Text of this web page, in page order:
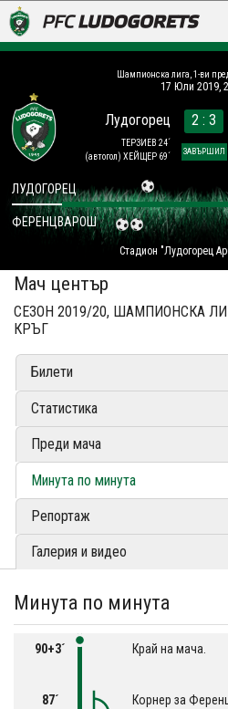
LUDOGORETS TV
НА ТЕРЕНА
СТАДИОН & БАЗИ
КЛУБ
ЗА ФЕНОВЕ
Шампионска лига, 1-ви
17 Юли 2019,
Лудогорец
ТЕРЗИЕВ 24´
(автогол) ХЕЙЩЕР 69´
2 : 3
ЗАВЪРШИЛ
Стадион "Лудогорец
ЛУДОГОРЕЦ
ФЕРЕНЦВАРОШ
Мач център
СЕЗОН 2019/20, ШАМПИОНСКА
КРЪГ
Билети
Статистика
Преди мача
Минута по минута
Репортаж
Галерия и видео
Минута по минута
90+3´ Край на мача.
87´ Корнер за